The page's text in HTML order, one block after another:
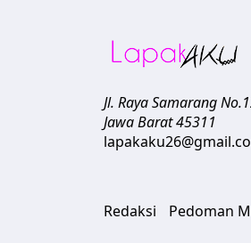
Jl. Raya Samarang
Jawa Barat45311
Redaksi Pedoman